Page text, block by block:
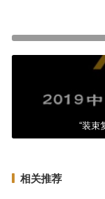
“装束
相关推荐